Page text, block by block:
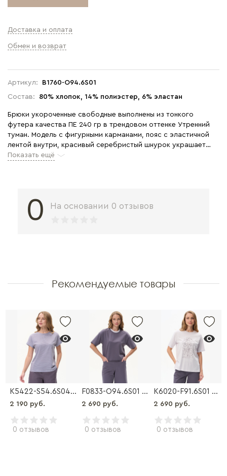
Артикул:
B1760-O94.6S01
Состав:
80% хлопок, 14% полиэстер, 6% эластан
Брюки укороченные свободные выполнены из тонкого
футера качества ПЕ 240 гр в трендовом оттенке Утренний
туман. Модель с фигурными карманами, пояс с эластичной
лентой внутри, красивый серебристый шнурок украшает
модель и позволяет регулировать посадку.
Показать ещё
Доставка и оплата
Обмен и возврат
0 На основании 0 отзывов
Рекомендуемые товары
K5422-S54.6S04 Футболка
2 190 руб.
0 отзывов
F0833-O94.6S01 Джемпер
2 690 руб.
0 отзывов
K6020-F91.6S01 Футболка
2 690 руб.
0 отзывов